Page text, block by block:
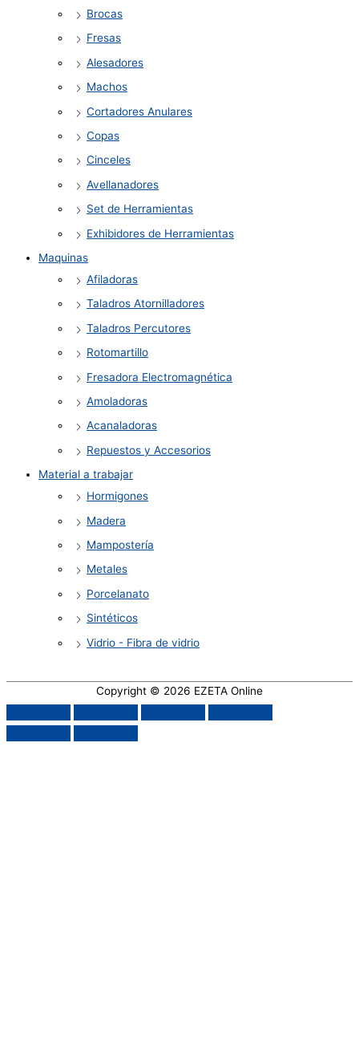
Brocas
Fresas
Alesadores
Machos
Cortadores Anulares
Copas
Cinceles
Avellanadores
Set de Herramientas
Exhibidores de Herramientas
Maquinas
Afiladoras
Taladros Atornilladores
Taladros Percutores
Rotomartillo
Fresadora Electromagnética
Amoladoras
Acanaladoras
Repuestos y Accesorios
Material a trabajar
Hormigones
Madera
Mampostería
Metales
Porcelanato
Sintéticos
Vidrio - Fibra de vidrio
Copyright © 2026 EZETA Online